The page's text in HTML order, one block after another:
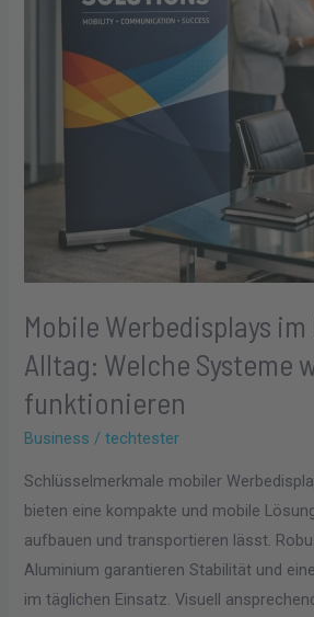
Mobile Werbedisplays
Alltag: Welche Systeme
funktionieren
Business /techtester
Schlüsselmerkmale mobiler
bieten eine kompakte und mobile
aufbauen und transportieren lässt.
Aluminium garantieren Stabilität und
im täglichen Einsatz. Visuell
funktionieren